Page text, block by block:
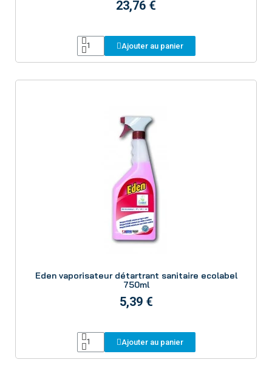
23,76 €
Ajouter au panier
Eden vaporisateur détartrant sanitaire ecolabel
750ml
5,39 €
Ajouter au panier